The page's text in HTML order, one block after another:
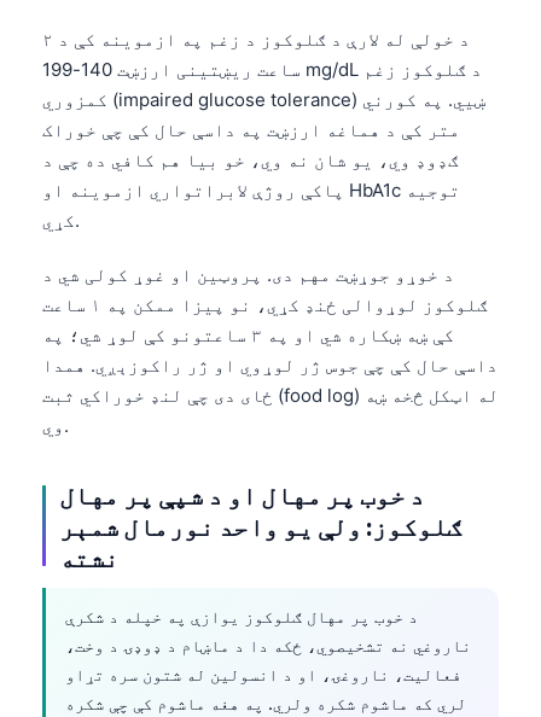
د خولې له لارې د ګلوکوز د زغم په ازموینه کې د ۲
ساعت ریښتینی ارزښت 140-199 mg/dL د ګلوکوز زغم
کمزوري (impaired glucose tolerance) ښيي. په کورني
متر کې د هماغه ارزښت په داسې حال کې چې خوراک
ګډوډ وي، یو شان نه وي، خو بیا هم کافي ده چې د
پاکې روژې لابراتواري ازموینه او HbA1c توجیه
کړي.
د خوړو جوړښت مهم دی. پروټین او غوړ کولی شي د
ګلوکوز لوړوالی ځنډ کړي، نو پیزا ممکن په ۱ ساعت
کې ښه ښکاره شي او په ۳ ساعتونو کې لوړ شي؛ په
داسې حال کې چې جوس ژر لوړوي او ژر راکوزېږي. همدا
ځای دی چې لنډ خوراکي ثبت (food log) له اټکل څخه ښه
وي.
د خوب پر مهال او د شپې پر مهال
ګلوکوز: ولې یو واحد نورمال شمېر
نشته
د خوب پر مهال ګلوکوز یوازې په خپله د شکرې
ناروغي نه تشخیصوي، ځکه دا د ماښام د ډوډۍ د وخت،
فعالیت، ناروغۍ، او د انسولین له شتون سره تړاو
لري که ماشوم شکره ولري. په هغه ماشوم کې چې شکره